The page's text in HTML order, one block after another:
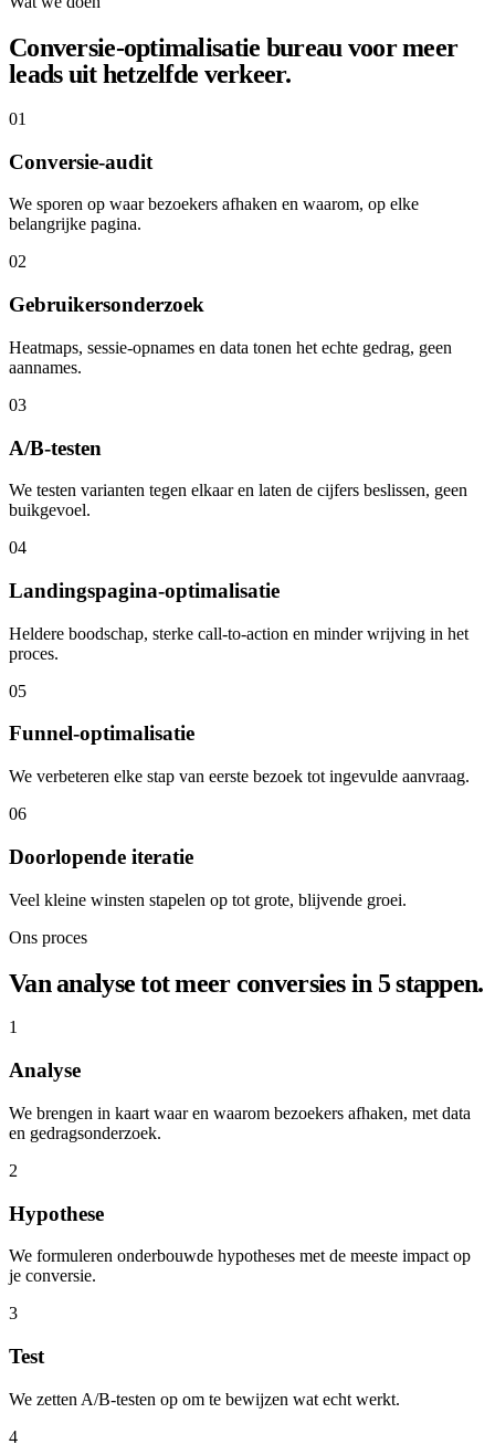
Conversie-optimalisatie bureau voor meer
leads uit hetzelfde verkeer.
01
Conversie-audit
We sporen op waar bezoekers afhaken en waarom, op elke
belangrijke pagina.
02
Gebruikersonderzoek
Heatmaps, sessie-opnames en data tonen het echte gedrag, geen
aannames.
03
A/B-testen
We testen varianten tegen elkaar en laten de cijfers beslissen, geen
buikgevoel.
04
Landingspagina-optimalisatie
Heldere boodschap, sterke call-to-action en minder wrijving in het
proces.
05
Funnel-optimalisatie
We verbeteren elke stap van eerste bezoek tot ingevulde aanvraag.
06
Doorlopende iteratie
Veel kleine winsten stapelen op tot grote, blijvende groei.
Ons proces
Van analyse tot meer conversies in 5 stappen.
1
Analyse
We brengen in kaart waar en waarom bezoekers afhaken, met data
en gedragsonderzoek.
2
Hypothese
We formuleren onderbouwde hypotheses met de meeste impact op
je conversie.
3
Test
We zetten A/B-testen op om te bewijzen wat echt werkt.
4